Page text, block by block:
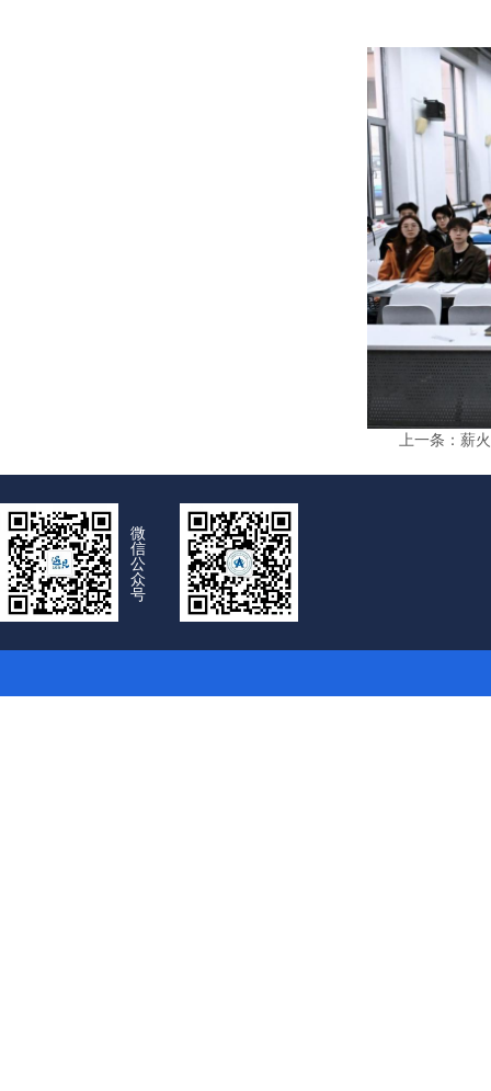
上一条： 薪
微
信
公
众
号